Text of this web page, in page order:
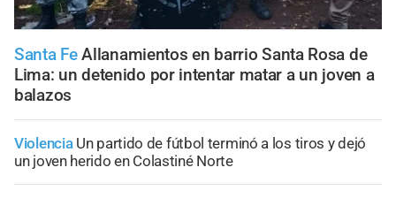
Santa Fe Allanamientos en barrio Santa Rosa de
Lima: un detenido por intentar matar a un joven a
balazos
Violencia Un partido de fútbol terminó a los tiros y dejó
un joven herido en Colastiné Norte